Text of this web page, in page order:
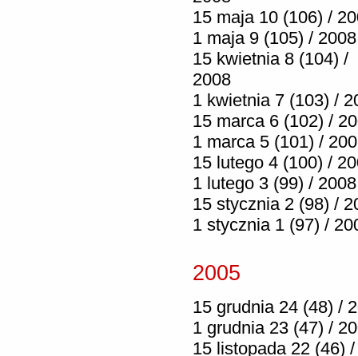
15 maja 10 (106) /
1 maja 9 (105) / 2008
15 kwietnia 8 (104) /
2008
1 kwietnia 7 (103) /
15 marca 6 (102) /
1 marca 5 (101) /
15 lutego 4 (100) /
1 lutego 3 (99) / 2008
15 stycznia 2 (98) /
1 stycznia 1 (97) /
2005
15 grudnia 24 (48) /
1 grudnia 23 (47) /
15 listopada 22 (46) /